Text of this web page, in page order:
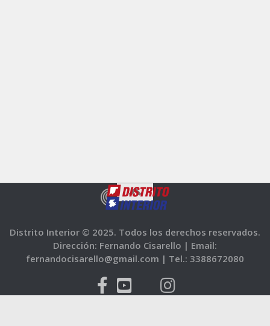
Distrito Interior © 2025. Todos los derechos reservados.
Dirección: Fernando Cisarello | Email:
fernandocisarello@gmail.com | Tel.: 3388672080